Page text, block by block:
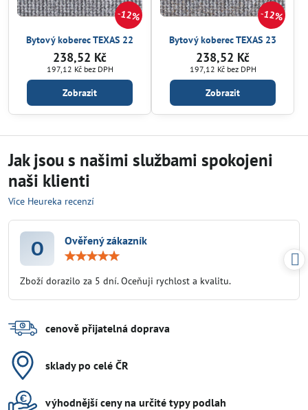
12%
Bytový koberec TEXAS 22
238,52 Kč
197,12 Kč bez DPH
Zobrazit
12%
Bytový koberec TEXAS 23
238,52 Kč
197,12 Kč bez DPH
Zobrazit
Jak jsou s našimi službami spokojeni
naši klienti
Více Heureka recenzí
O Ověřený zákazník
5
Zboží dorazilo za 5 dní. Oceňuji rychlost a kvalitu.
cenově přijatelná doprava
sklady po celé ČR
výhodnější ceny na určité typy podlah